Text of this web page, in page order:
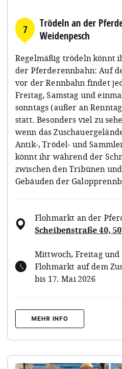
7
Trödeln an der
Weidenpesch
Regelmäßig trödeln könnt
der Pferderennbahn: Auf
vor der Rennbahn findet
Freitag, Samstag und
sonntags (außer an
statt. Besonders viel zu
wenn das
Antik-, Trödel- und
könnt ihr während der
zwischen den Tribünen
Gebäuden der
Flohmarkt an der
Scheibenstraße 40,
Mittwoch, Freitag und
Flohmarkt auf dem
bis 17. Mai 2026
MEHR INFO